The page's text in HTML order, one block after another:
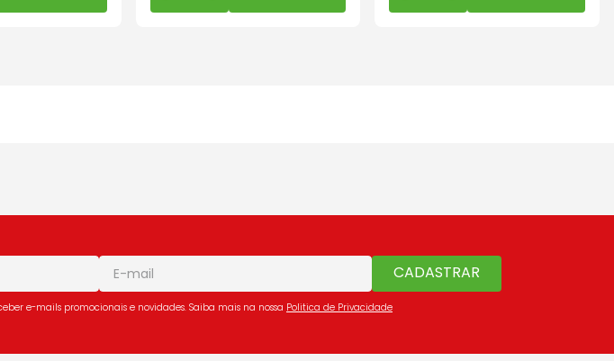
CADASTRAR
e-mails promocionais e novidades. Saiba mais na nossa Politica de Privacidade